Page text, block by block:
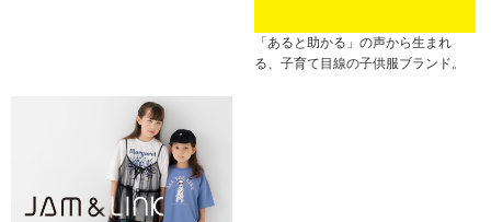
「あると助かる」の声から生まれ
る、子育て目線の子供服ブランド。